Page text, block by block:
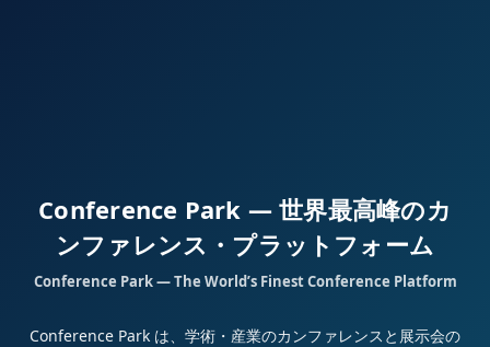
Conference Park — 世界最高峰のカ
ンファレンス・プラットフォーム
Conference Park — The World’s Finest Conference Platform
Conference Park は、学術・産業のカンファレンスと展示会の